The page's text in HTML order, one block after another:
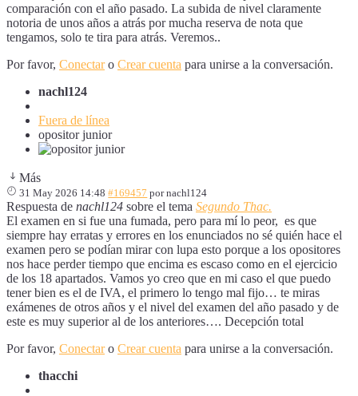
comparación con el año pasado. La subida de nivel claramente
notoria de unos años a atrás por mucha reserva de nota que
tengamos, solo te tira para atrás. Veremos..
Por favor, Conectaro Crear cuenta para unirse a la conversación.
nachl124
Fuera de línea
opositor junior
Más
31 May 2026 14:48 #169457 pornachl124
Respuesta de nachl124 sobre el tema Segundo Thac.
El examen en si fue una fumada, pero para mí lo peor, es que
siempre hay erratas y errores en los enunciados no sé quién hace el
examen pero se podían mirar con lupa esto porque a los opositores
nos hace perder tiempo que encima es escaso como en el ejercicio
de los 18 apartados. Vamos yo creo que en mi caso el que puedo
tener bien es el de IVA, el primero lo tengo mal fijo… te miras
exámenes de otros años y el nivel del examen del año pasado y de
este es muy superior al de los anteriores…. Decepción total
Por favor, Conectaro Crear cuenta para unirse a la conversación.
thacchi